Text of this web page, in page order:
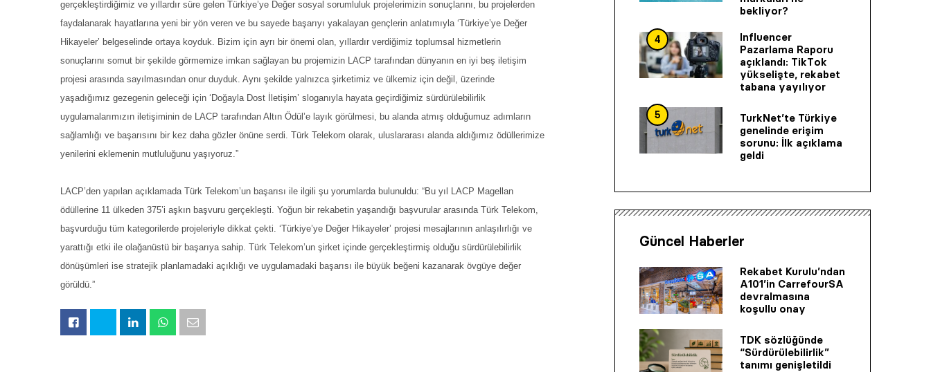
gerçekleştirdiğimiz ve yıllardır süre gelen Türkiye’ye Değer sosyal sorumluluk projelerimizin sonuçlarını, bu projelerden
faydalanarak hayatlarına yeni bir yön veren ve bu sayede başarıyı yakalayan gençlerin anlatımıyla ‘Türkiye’ye Değer
Hikayeler’ belgeselinde ortaya koyduk. Bizim için ayrı bir önemi olan, yıllardır verdiğimiz toplumsal hizmetlerin
sonuçlarını somut bir şekilde görmemize imkan sağlayan bu projemizin LACP tarafından dünyanın en iyi beş iletişim
projesi arasında sayılmasından onur duyduk. Aynı şekilde yalnızca şirketimiz ve ülkemiz için değil, üzerinde
yaşadığımız gezegenin geleceği için ‘Doğayla Dost İletişim’ sloganıyla hayata geçirdiğimiz sürdürülebilirlik
uygulamalarımızın iletişiminin de LACP tarafından Altın Ödül’e layık görülmesi, bu alanda atmış olduğumuz adımların
sağlamlığı ve başarısını bir kez daha gözler önüne serdi. Türk Telekom olarak, uluslararası alanda aldığımız ödüllerimize
yenilerini eklemenin mutluluğunu yaşıyoruz.”
LACP’den yapılan açıklamada Türk Telekom’un başarısı ile ilgili şu yorumlarda bulunuldu: “Bu yıl LACP Magellan
ödüllerine 11 ülkeden 375’i aşkın başvuru gerçekleşti. Yoğun bir rekabetin yaşandığı başvurular arasında Türk Telekom,
başvurduğu tüm kategorilerde projeleriyle dikkat çekti. ‘Türkiye’ye Değer Hikayeler’ projesi mesajlarının anlaşılırlığı ve
yarattığı etki ile olağanüstü bir başarıya sahip. Türk Telekom’un şirket içinde gerçekleştirmiş olduğu sürdürülebilirlik
dönüşümleri ise stratejik planlamadaki açıklığı ve uygulamadaki başarısı ile büyük beğeni kazanarak övgüye değer
görüldü.”
bekliyor?
4
Influencer
Pazarlama Raporu
açıklandı: TikTok
yükselişte, rekabet
tabana yayılıyor
5
TurkNet’te Türkiye
genelinde erişim
sorunu: İlk açıklama
geldi
Güncel Haberler
Rekabet Kurulu’ndan
A101’in CarrefourSA
devralmasına
koşullu onay
TDK sözlüğünde
“Sürdürülebilirlik”
tanımı genişletildi